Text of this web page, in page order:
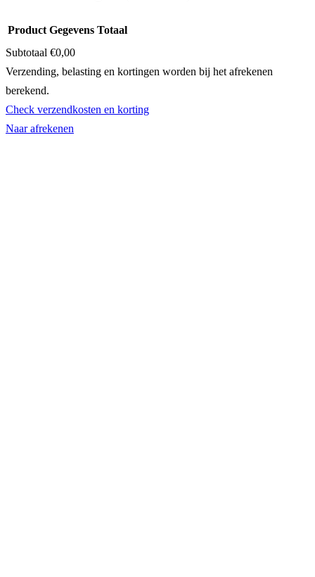
Producten
in
winkelwagen
Product Gegevens Totaal
Subtotaal €0,00
Verzending, belasting en kortingen worden bij het afrekenen
berekend.
Check verzendkosten en korting
Naar afrekenen